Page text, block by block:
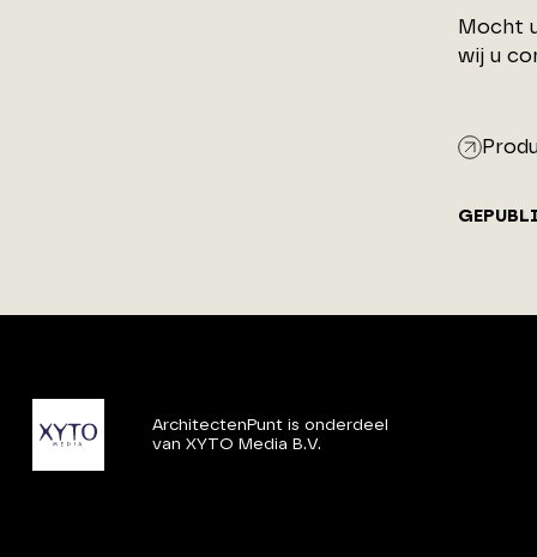
Mocht
wij u
ArchitectenPunt is onderdeel
van XYTO Media B.V.